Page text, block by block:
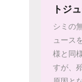
トジ
シミの
ュース
様と同
すが、